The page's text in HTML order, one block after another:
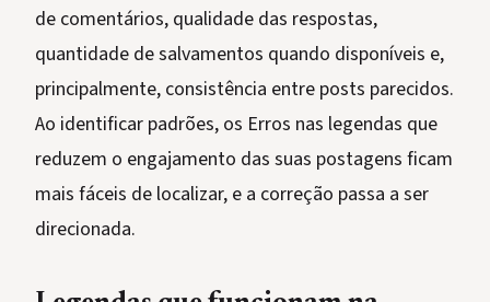
de comentários, qualidade das respostas,
quantidade de salvamentos quando disponíveis e,
principalmente, consistência entre posts parecidos.
Ao identificar padrões, os Erros nas legendas que
reduzem o engajamento das suas postagens ficam
mais fáceis de localizar, e a correção passa a ser
direcionada.